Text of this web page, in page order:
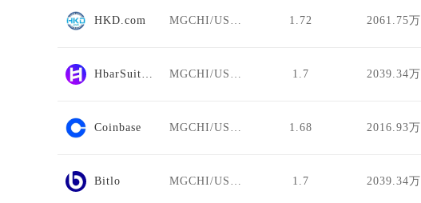
HKD.com MGCHI/USDT 1.72 2061.75万
HbarSuite DEX MGCHI/USDT 1.7 2039.34万
Coinbase MGCHI/USDT 1.68 2016.93万
Bitlo MGCHI/USDT 1.7 2039.34万